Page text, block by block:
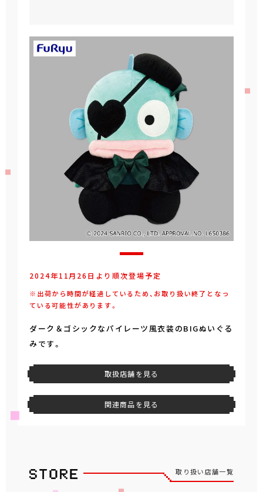
2024年11月26日より順次登場予定
※出荷から時間が経過しているため、お取り扱い終了となっ
ている可能性があります。
ダーク＆ゴシックなパイレーツ風衣装のBIGぬいぐる
みです。
取扱店舗を見る
関連商品を見る
取り扱い店舗一覧